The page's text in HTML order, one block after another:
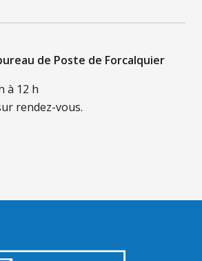
de Poste de Forcalquier
à 12 h
rendez-vous.